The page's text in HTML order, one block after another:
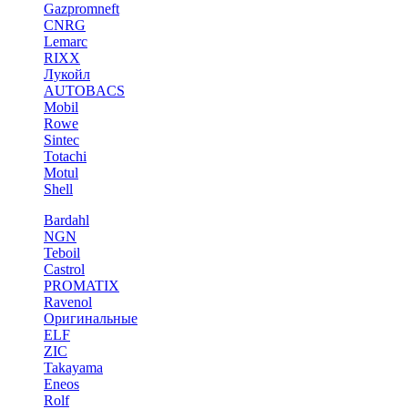
Gazpromneft
CNRG
Lemarc
RIXX
Лукойл
AUTOBACS
Mobil
Rowe
Sintec
Totachi
Motul
Shell
Bardahl
NGN
Teboil
Castrol
PROMATIX
Ravenol
Оригинальные
ELF
ZIC
Takayama
Eneos
Rolf